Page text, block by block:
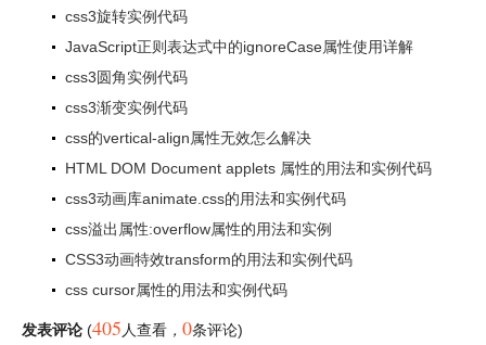
css3旋转实例代码
JavaScript正则表达式中的ignoreCase属性使用详解
css3圆角实例代码
css3渐变实例代码
css的vertical-align属性无效怎么解决
HTML DOM Document applets 属性的用法和实例代码
css3动画库animate.css的用法和实例代码
css溢出属性:overflow属性的用法和实例
CSS3动画特效transform的用法和实例代码
css cursor属性的用法和实例代码
发表评论 (405 人查看 ， 0条评论)